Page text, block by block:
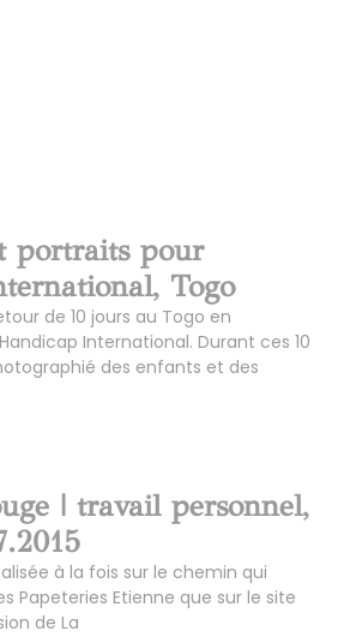
portraits pour
Togo
de 10 jours au Togo en
International. Durant ces 10
des enfants et des
| travail personnel,
à la fois sur le chemin qui
Papeteries Etienne que sur le site
de La